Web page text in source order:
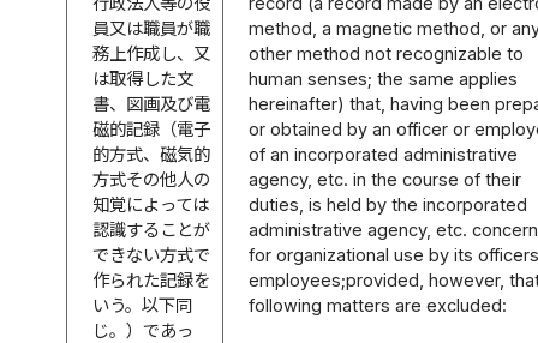
員又は職員が職
務上作成し、又
は取得した文
書、図画及び電
磁的記録（電子
的方式、磁気的
方式その他人の
知覚によっては
認識することが
できない方式で
作られた記録を
いう。以下同
じ。）であっ
method, a magnetic method, or
other method not recognizable to
human senses; the same applies
hereinafter) that, having been
or obtained by an officer or
of an incorporated administrative
agency, etc. in the course of their
duties, is held by the incorporated
administrative agency, etc.
for organizational use by its
employees;provided, however,
following matters are excluded: